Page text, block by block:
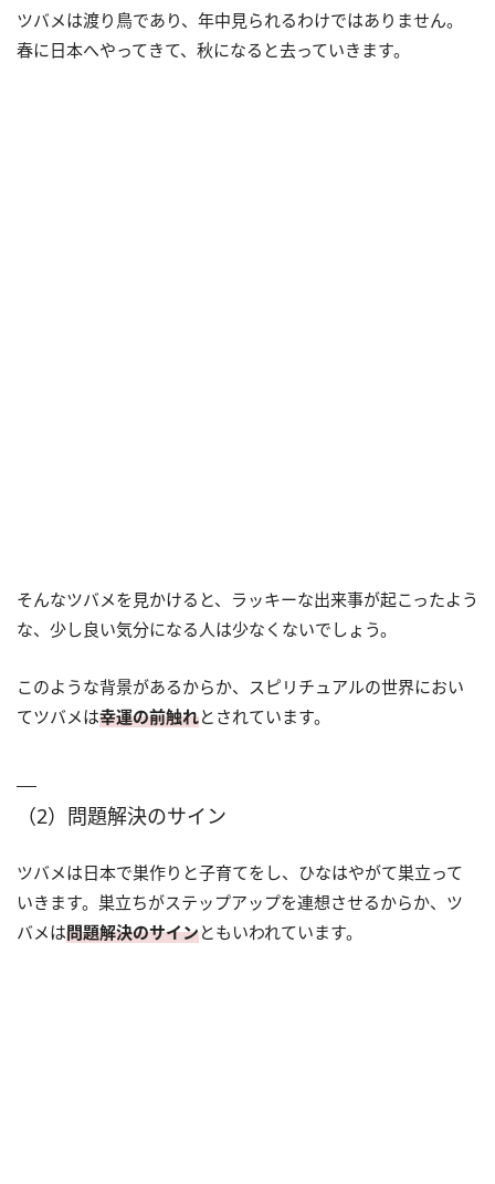
ツバメは渡り鳥であり、年中見られるわけではありません。
春に日本へやってきて、秋になると去っていきます。
そんなツバメを見かけると、ラッキーな出来事が起こったよう
な、少し良い気分になる人は少なくないでしょう。
このような背景があるからか、スピリチュアルの世界におい
てツバメは幸運の前触れとされています。
（2）問題解決のサイン
ツバメは日本で巣作りと子育てをし、ひなはやがて巣立って
いきます。巣立ちがステップアップを連想させるからか、ツ
バメは問題解決のサインともいわれています。